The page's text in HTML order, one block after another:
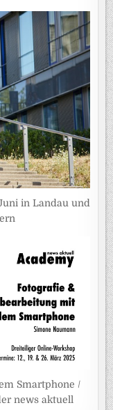
in Landau und
Smartphone /
news aktuell